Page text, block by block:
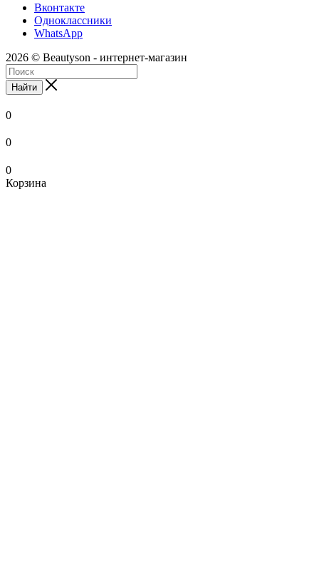
Вконтакте
Одноклассники
WhatsApp
2026 © Beautyson - интернет-магазин
Найти
0
0
0
Корзина